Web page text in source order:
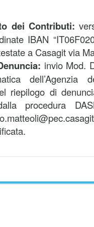
dei Contributi:
IBAN
a Casagit via
invio Mod.
riepilogo di
procedura